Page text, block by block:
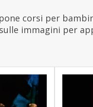
corsi per
immagini per